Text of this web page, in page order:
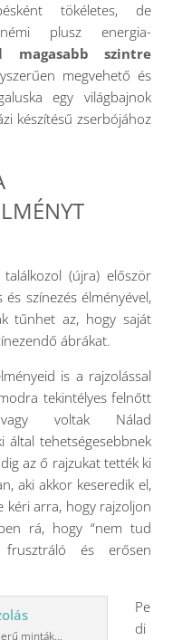
tökéletes, de
plusz energia-
magasabb szintre
megvehető és
egy világbajnok
készítésű zserbójához
(újra) először
színezés élményével,
tűnhet az, hogy saját
ábrákat.
is a rajzolással
tekintélyes felnőtt
vagy voltak Nálad
által tehetségesebbnek
az ő rajzukat tették ki
aki akkor keseredik el,
kéri arra, hogy rajzoljon
rá, hogy “nem tud
és erősen
minták…
Pe
di